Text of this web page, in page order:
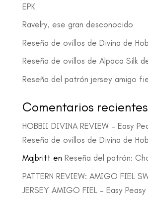
EPK
Ravelry, ese gran desconocido
Reseña de ovillos de Divina de
Reseña de ovillos de Alpaca Silk
Reseña del patrón jersey amigo
Comentarios recientes
HOBBII DIVINA REVIEW – Easy
Reseña de ovillos de Divina de
Majbritt en Reseña del patrón:
PATTERN REVIEW: AMIGO FIEL
JERSEY AMIGO FIEL – Easy